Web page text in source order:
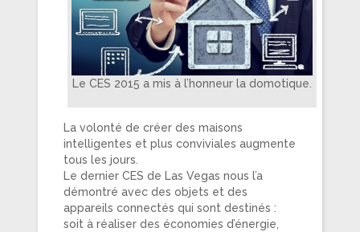
Le CES 2015 a mis à l’honneur la domotique.
La volonté de créer des maisons
intelligentes et plus conviviales augmente
tous les jours.
Le dernier CES de Las Vegas nous l’a
démontré avec des objets et des
appareils connectés qui sont destinés :
soit à réaliser des économies d’énergie,